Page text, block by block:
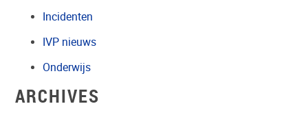
Incidenten
IVP nieuws
Onderwijs
ARCHIVES